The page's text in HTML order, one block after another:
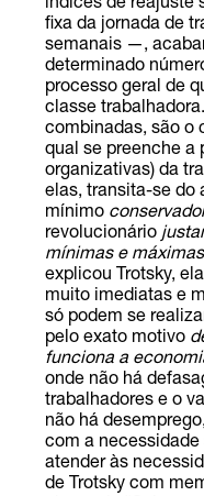
índices de reajuste
fixa da jornada de
semanais —,
determinado
processo geral de
classe
combinadas, são o
qual se preenche a
organizativas) da
elas, transita-se do
mínimo
revolucionário
mínimas e
explicou Trotsky,
muito imediatas e
só podem se
pelo exato motivo
funciona a
onde não há
trabalhadores e o
não há
com a
atender às
de Trotsky com